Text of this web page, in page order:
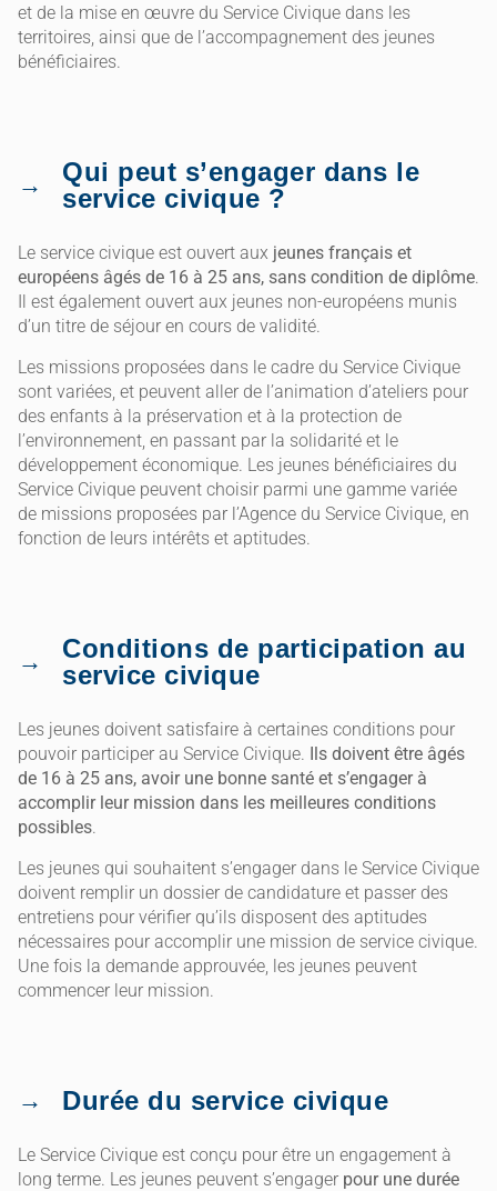
et de la mise en œuvre du Service Civique dans les
territoires, ainsi que de l’accompagnement des jeunes
bénéficiaires.
Qui peut s’engager dans le
service civique ?
Le service civique est ouvert aux jeunes français et
européens âgés de 16 à 25 ans, sans condition de diplôme.
Il est également ouvert aux jeunes non-européens munis
d’un titre de séjour en cours de validité.
Les missions proposées dans le cadre du Service Civique
sont variées, et peuvent aller de l’animation d’ateliers pour
des enfants à la préservation et à la protection de
l’environnement, en passant par la solidarité et le
développement économique. Les jeunes bénéficiaires du
Service Civique peuvent choisir parmi une gamme variée
de missions proposées par l’Agence du Service Civique, en
fonction de leurs intérêts et aptitudes.
Conditions de participation au
service civique
Les jeunes doivent satisfaire à certaines conditions pour
pouvoir participer au Service Civique. Ils doivent être âgés
de 16 à 25 ans, avoir une bonne santé et s’engager à
accomplir leur mission dans les meilleures conditions
possibles.
Les jeunes qui souhaitent s’engager dans le Service Civique
doivent remplir un dossier de candidature et passer des
entretiens pour vérifier qu’ils disposent des aptitudes
nécessaires pour accomplir une mission de service civique.
Une fois la demande approuvée, les jeunes peuvent
commencer leur mission.
Durée du service civique
Le Service Civique est conçu pour être un engagement à
long terme. Les jeunes peuvent s’engager pour une durée